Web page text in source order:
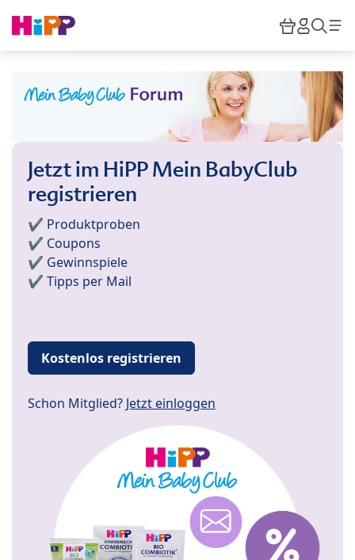
HiPP
Jetzt im HiPP Mein BabyClub
registrieren
✔️ Produktproben
✔️ Coupons
✔️ Gewinnspiele
✔️ Tipps per Mail
Kostenlos registrieren
Schon Mitglied? Jetzt einloggen